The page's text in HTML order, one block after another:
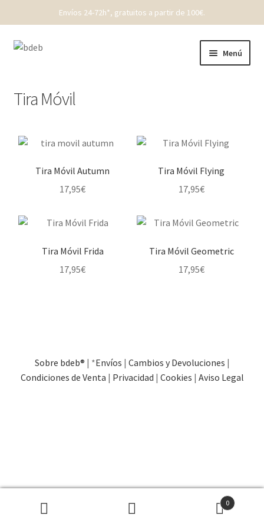
Envíos 24-72h*, gratuitos a partir de 100€.
Ir
navegación
Ir
Menú
Bebé
Tira Móvil
Tira Móvil Autumn
17,95€
Tira Móvil Flying
17,95€
Tira Móvil Frida
17,95€
Tira Móvil Geometric
17,95€
Sobre bdeb® | *Envíos | Cambios y Devoluciones |
Condiciones de Venta | Privacidad | Cookies | Aviso Legal
0